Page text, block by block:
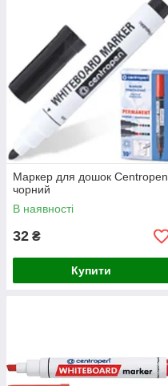
Маркер для дошок Centropen
чорний
В наявності
32 ₴
Купити